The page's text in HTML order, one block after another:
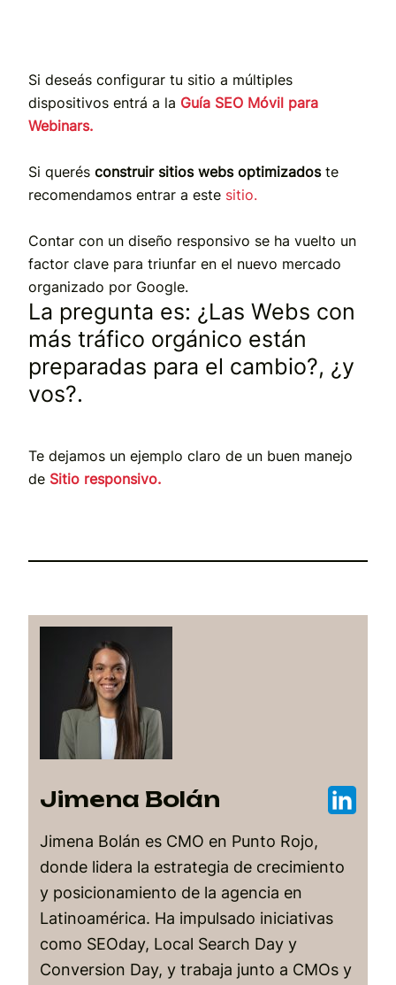
Si deseás configurar tu sitio a múltiples
dispositivos entrá a la Guía SEO Móvil para
Webinars.
Si querés construir sitios webs optimizadoste
recomendamos entrar a este sitio.
Contar con un diseño responsivo se ha vuelto un
factor clave para triunfar en el nuevo mercado
organizado por Google.
La pregunta es: ¿Las Webs con
más tráfico orgánico están
preparadas para el cambio?, ¿y
vos?.
Te dejamos un ejemplo claro de un buen manejo
de Sitio responsivo.
Jimena Bolán
Jimena Bolán es CMO en Punto Rojo,
donde lidera la estrategia de crecimiento
y posicionamiento de la agencia en
Latinoamérica. Ha impulsado iniciativas
como SEOday, Local Search Day y
Conversion Day, y trabaja junto a CMOs y